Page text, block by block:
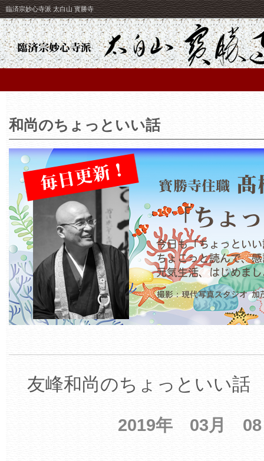
臨済宗妙心寺派 太白山 寳勝寺
和尚のちょっといい話
友峰和尚のちょっといい話
2019年 03月